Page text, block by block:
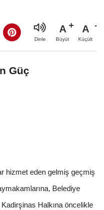
Dinle
A
Büyüt
A
Küçült
Güç
hizmet eden gelmiş geçmiş
Belediye
Halkına öncelikle